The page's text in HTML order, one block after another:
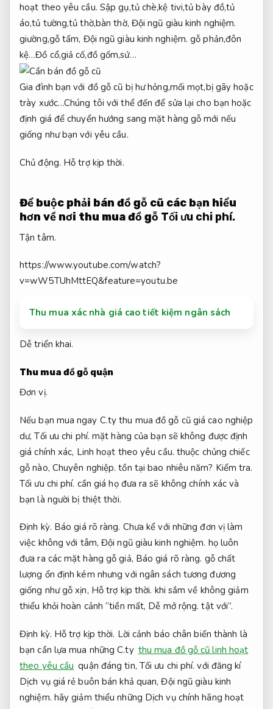
hoạt theo yêu cầu. Sập gụ,tủ chè,kệ tivi,tủ bày đồ,tủ
áo,tủ tường,tủ thờ,bàn thờ, Đội ngũ giàu kinh nghiệm.
giường,gỗ tấm, Đội ngũ giàu kinh nghiệm. gỗ phản,đôn
kệ…Đồ cổ,giả cố,đồ gốm,sứ…
Gia đình bạn với đồ gỗ cũ bị hư hỏng,mối mọt,bị gãy hoặc
trày xước…Chúng tôi với thể đến để sửa lại cho bạn hoặc
định giá để chuyển hướng sang mặt hàng gỗ mới nếu
giống như bạn với yêu cầu.
Chủ động. Hỗ trợ kịp thời.
Để buộc phải bán đồ gỗ cũ các bạn hiểu
hơn về nơi thu mua đồ gỗ Tối ưu chi phí.
Tận tâm.
https://www.youtube.com/watch?
v=wW5TUhMttEQ&feature=youtu.be
Thu mua xác nhà giá cao tiết kiệm ngân sách
Dễ triển khai.
Thu mua đồ gỗ quận
Đơn vị.
Nếu bạn mua ngay C.ty thu mua đồ gỗ cũ giá cao nghiệp
dư,Tối ưu chi phí. mặt hàng của bạn sẽ không được định
giá chính xác, Linh hoạt theo yêu cầu. thuộc chủng chiếc
gỗ nào, Chuyên nghiệp. tồn tại bao nhiêu năm? Kiểm tra.
Tối ưu chi phí. cần giá họ đưa ra sẽ không chính xác và
bạn là người bị thiệt thời.
Định kỳ. Báo giá rõ ràng. Chưa kể với những đơn vị làm
việc không với tâm, Đội ngũ giàu kinh nghiệm. họ luôn
đưa ra các mặt hàng gỗ giả, Báo giá rõ ràng. gỗ chất
lượng ổn định kém nhưng với ngân sách tương đương
giống như gỗ xịn, Hỗ trợ kịp thời. khi sắm về không giảm
thiểu khỏi hoàn cảnh “tiền mất, Dễ mở rộng. tật với”.
Định kỳ. Hỗ trợ kịp thời. Lời cảnh báo chân biến thành là
bạn cần lựa mua những C.ty thu mua đồ gỗ cũ linh hoạt
theo yêu cầu quận đáng tin, Tối ưu chi phí. với đăng kí
Dịch vụ giá rẻ buôn bán khả quan,Đội ngũ giàu kinh
nghiệm. hãy giảm thiểu những Dịch vụ chính hãng hoạt